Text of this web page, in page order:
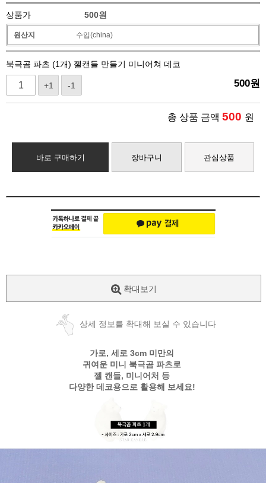
상품가 500원
원산지 수입(china)
북극곰 파츠 (1개) 젤캔들 만들기 미니어쳐 데코
+1 -1 500원
총 상품 금액 500 원
바로 구매하기 장바구니 관심상품
확대보기
상세 정보를 확대해 보실 수 있습니다
가로, 세로 3cm 미만의
귀여운 미니 북극곰 파츠로
젤 캔들, 미니어처 등
다양한 데코용으로 활용해 보세요!